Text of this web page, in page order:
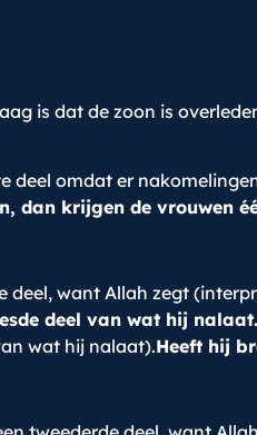
is dat de zoon is
deel omdat er
dan krijgen de vrouwen
deel, want Allah zegt
deel van wat hij
wat hij nalaat).Heeft hij